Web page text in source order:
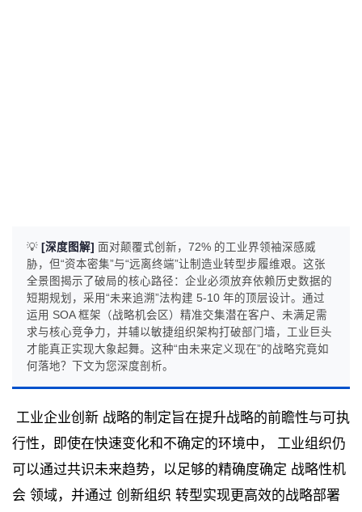
💡 [深度图解] 面对颠覆式创新，72% 的工业界领袖深感威
胁，但“资本密集”与“远离终端”让制造业转型步履维艰。这张
全景图揭示了破局的核心路径：企业必须放弃依赖历史数据的
短期规划，采用“未来追溯”法构建 5-10 年的顶层设计。通过
运用 SOA 框架（战略机会区）精准交集潜在客户、未满足需
求与核心竞争力，并辅以敏捷组织架构打破部门墙，工业巨头
才能真正实现大象起舞。这种“由未来定义现在”的战略究竟如
何落地？下文为您深度剖析。
工业企业创新 战略的制定旨在提升战略的前瞻性与可执
行性，即使在快速变化和不确定的环境中， 工业组织仍
可以通过共识未来趋势，以足够的精确度确定 战略性机
会 领域，并通过 创新组织 转型实现更高效的战略部署